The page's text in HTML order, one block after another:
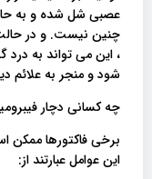
عصبی شل شده و به
چنین نیست. و در
، این می تواند به
شود و منجر به علائم
چه کسانی دچار
برخی فاکتورها ممکن
این عوامل عبارتند از: